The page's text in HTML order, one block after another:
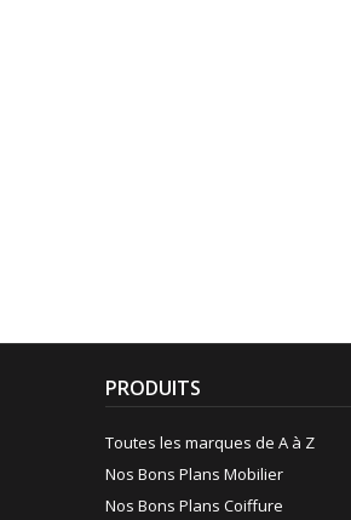
PRODUITS
Toutes les marques de A à Z
Nos Bons Plans Mobilier
Nos Bons Plans Coiffure